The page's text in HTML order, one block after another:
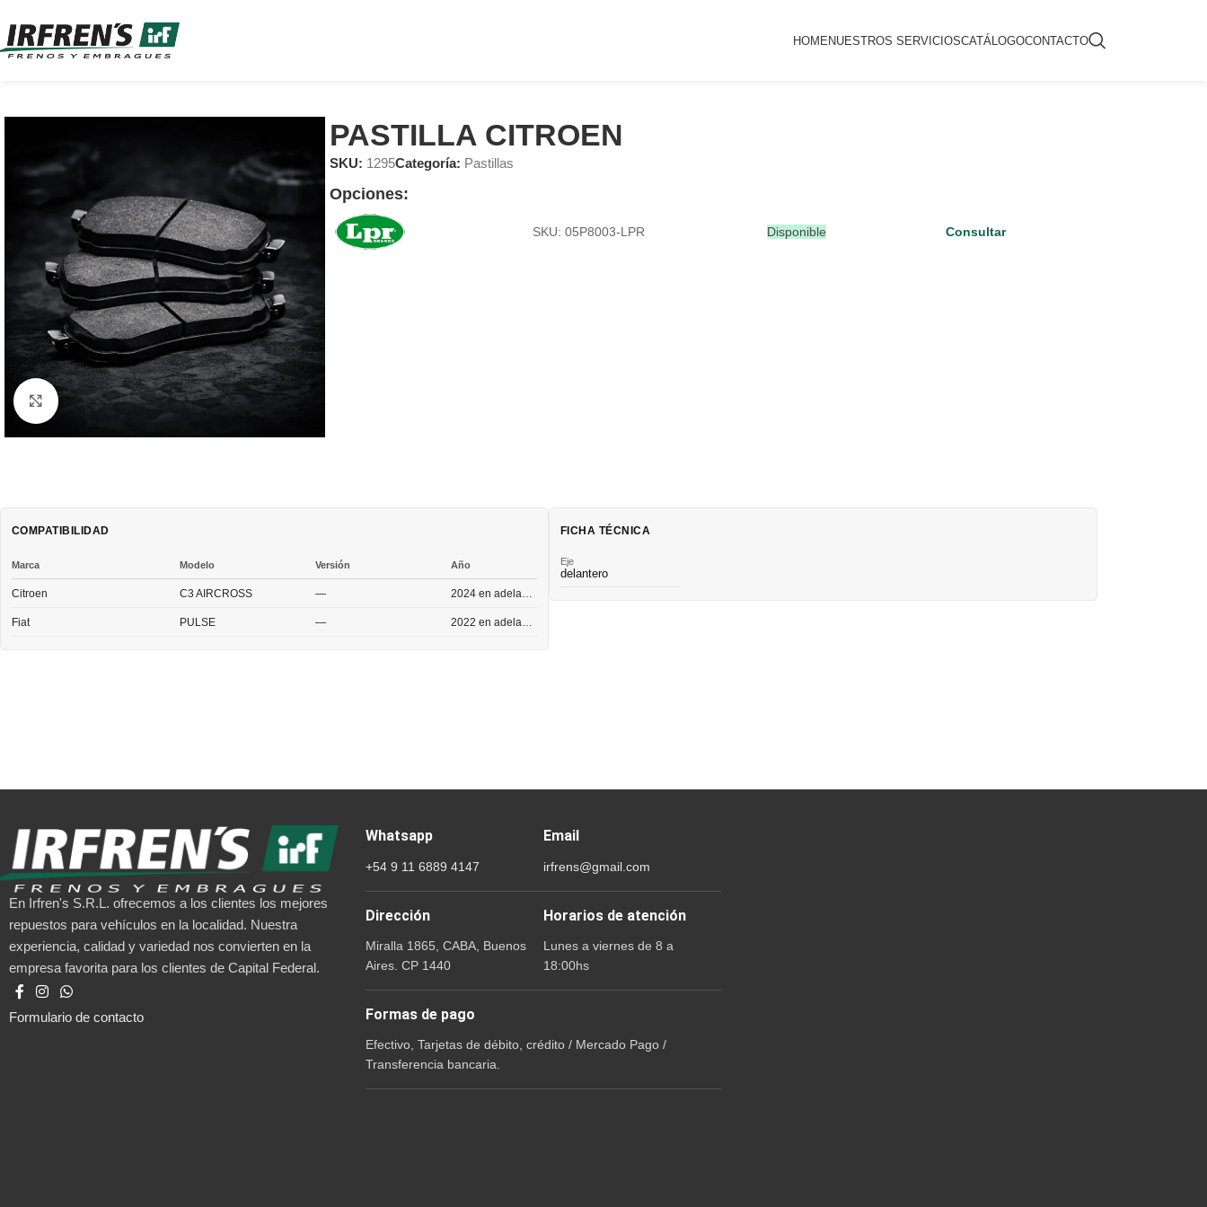
HOMENUESTROS SERVICIOSCATÁLOGOCONTACTO
Clic para ampliar
PASTILLA CITROEN
SKU: 1295Categoría: Pastillas
Opciones:
SKU: 05P8003-LPR Disponible Consultar
COMPATIBILIDAD
Marca Modelo Versión Año
Citroen C3 AIRCROSS —
Fiat PULSE —
FICHA TÉCNICA
Eje
delantero
En Irfren's S.R.L. ofrecemos a los clientes los mejores
repuestos para vehículos en la localidad. Nuestra
experiencia, calidad y variedad nos convierten en la
empresa favorita para los clientes de Capital Federal.
Formulario de contacto
Whatsapp
+54 9 11 6889 4147
Email
irfrens@gmail.com
Dirección
Miralla 1865, CABA, Buenos
Aires. CP 1440
Horarios de atención
Lunes a viernes de 8 a
18:00hs
Formas de pago
Efectivo, Tarjetas de débito, crédito / Mercado Pago /
Transferencia bancaria.